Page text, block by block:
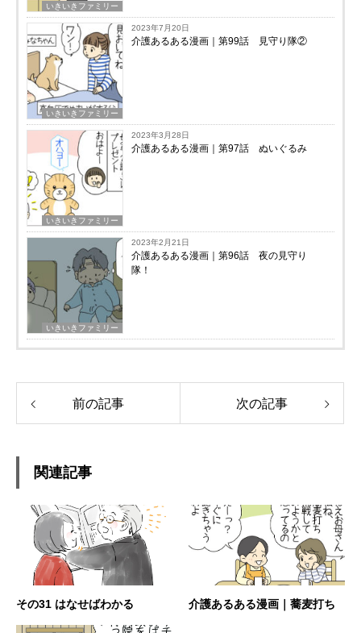
いきいきファミリー
いきいきファミリー
2023年7月20日
介護あるある漫画｜第99話 見守り隊②
いきいきファミリー
2023年3月28日
介護あるある漫画｜第97話 ぬいぐるみ
いきいきファミリー
2023年2月21日
介護あるある漫画｜第96話 夜の見守り
隊！
前の記事 次の記事
関連記事
その31 はなせばわかる 介護あるある漫画｜蕎麦打ち